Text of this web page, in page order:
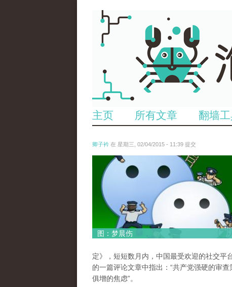
主页 所有文章 翻墙
卿子衿 在 星期三, 02/04/2015 - 11:39 提交
untitled.jpg
图：梦晨伤
定》，短短数月内，中国最受欢迎的社交平
的一篇评论文章中指出：“共产党强硬的审
俱增的焦虑”。